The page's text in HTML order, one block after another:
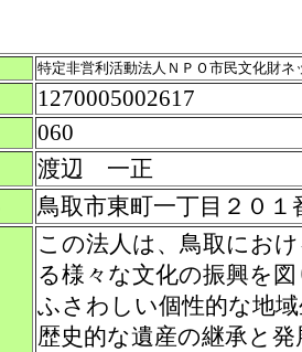
特定非営利活動法人ＮＰＯ市民文化財ネ
1270005002617
060
渡辺 一正
鳥取市東町一丁目２０１
この法人は、鳥取にお
る様々な文化の振興を
ふさわしい個性的な地
歴史的な遺産の継承と